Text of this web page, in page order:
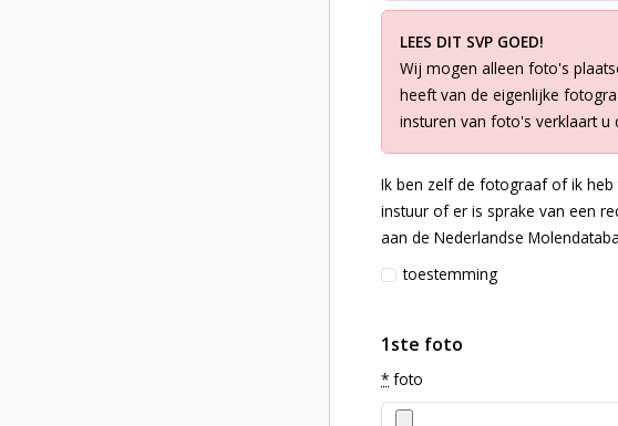
LEES DIT SVP GOED!
Wij mogen alleen foto's
heeft van de eigenlijke
insturen van foto's verklaart u
Ik ben zelf de fotograaf of ik
instuur of er is sprake van een
aan de Nederlandse
toestemming
1ste foto
* foto